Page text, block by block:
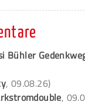
Bühler
, 09.08.26)
,